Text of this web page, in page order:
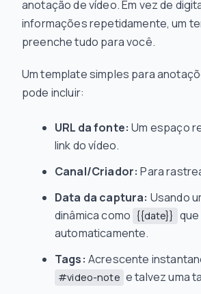
anotação de vídeo. Em vez de
informações repetidamente, um
preenche tudo para você.
Um template simples para
pode incluir:
URL da fonte: Um espaço
link do vídeo.
Canal/Criador: Para
Data da captura: Usando
dinâmica como {{date}}
automaticamente.
Tags: Acrescente
#video-note e talvez uma